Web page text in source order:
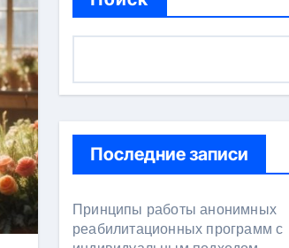
Последние записи
Принципы работы анонимных
реабилитационных программ с